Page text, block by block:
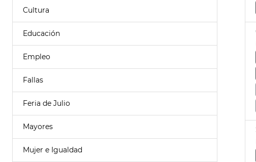
Cultura
Educación
Empleo
Fallas
Feria de Julio
Mayores
Mujer e Igualdad